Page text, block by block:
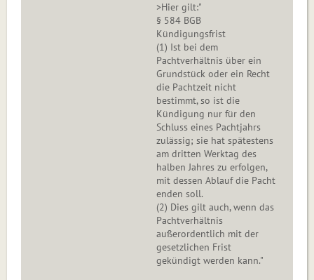
>Hier gilt:"
§ 584 BGB
Kündigungsfrist
(1) Ist bei dem
Pachtverhältnis über ein
Grundstück oder ein Recht
die Pachtzeit nicht
bestimmt, so ist die
Kündigung nur für den
Schluss eines Pachtjahrs
zulässig; sie hat spätestens
am dritten Werktag des
halben Jahres zu erfolgen,
mit dessen Ablauf die Pacht
enden soll.
(2) Dies gilt auch, wenn das
Pachtverhältnis
außerordentlich mit der
gesetzlichen Frist
gekündigt werden kann."